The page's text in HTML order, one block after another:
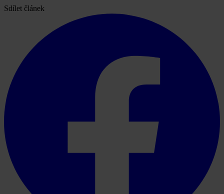
Sdílet článek